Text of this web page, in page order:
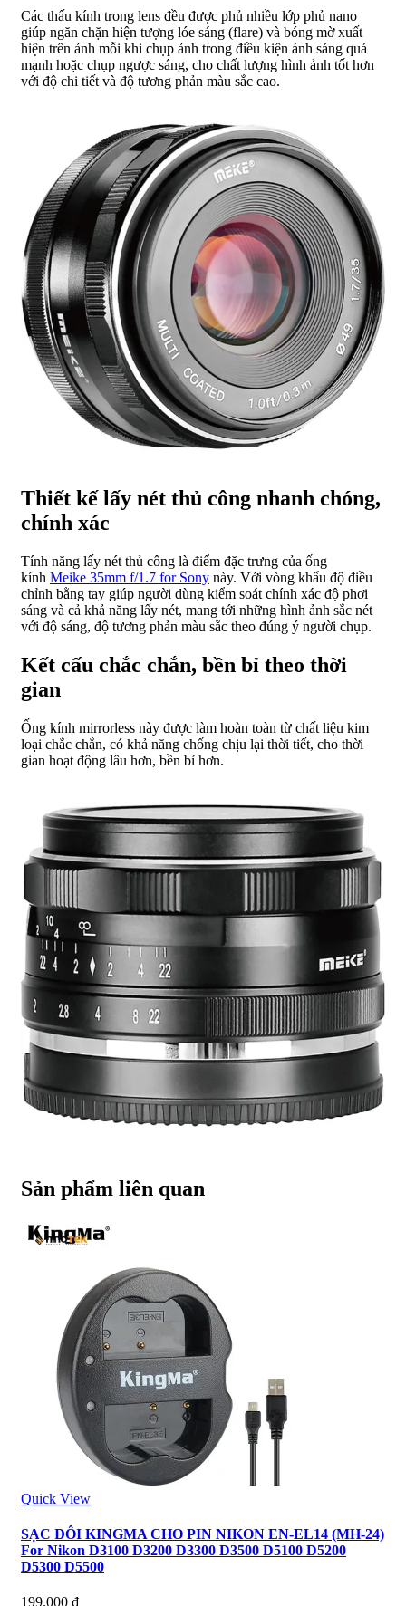
Các thấu kính trong lens đều được phủ nhiều lớp phủ nano
giúp ngăn chặn hiện tượng lóe sáng (flare) và bóng mờ xuất
hiện trên ảnh mỗi khi chụp ảnh trong điều kiện ánh sáng quá
mạnh hoặc chụp ngược sáng, cho chất lượng hình ảnh tốt hơn
với độ chi tiết và độ tương phản màu sắc cao.
Thiết kế lấy nét thủ công nhanh chóng,
chính xác
Tính năng lấy nét thủ công là điểm đặc trưng của ống
kính Meike 35mm f/1.7 for Sony này. Với vòng khẩu độ điều
chỉnh bằng tay giúp người dùng kiểm soát chính xác độ phơi
sáng và cả khả năng lấy nét, mang tới những hình ảnh sắc nét
với độ sáng, độ tương phản màu sắc theo đúng ý người chụp.
Kết cấu chắc chắn, bền bỉ theo thời
gian
Ống kính mirrorless này được làm hoàn toàn từ chất liệu kim
loại chắc chắn, có khả năng chống chịu lại thời tiết, cho thời
gian hoạt động lâu hơn, bền bỉ hơn.
Sản phẩm liên quan
Quick View
SẠC ĐÔI KINGMA CHO PIN NIKON EN-EL14 (MH-24)
For Nikon D3100 D3200 D3300 D3500 D5100 D5200
D5300 D5500
199.000 ₫